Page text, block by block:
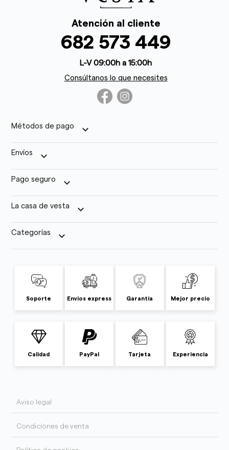
Atención al cliente
682 573 449
L-V 09:00h a 15:00h
Consúltanos lo que necesites
Métodos de pago keyboard_arrow_down
Envíos keyboard_arrow_down
Pago seguro keyboard_arrow_down
La casa de vesta keyboard_arrow_down
Categorías keyboard_arrow_down
Soporte Envíos express Garantía Mejor precio
Calidad PayPal Tarjeta Experiencia
Aviso legal
Condiciones de venta